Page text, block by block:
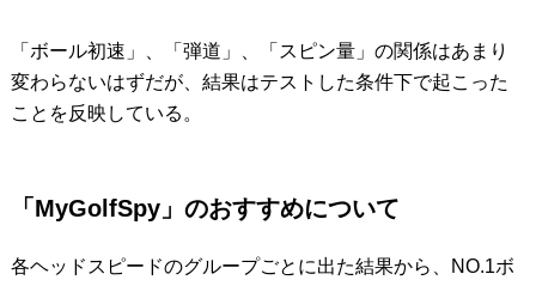
「ボール初速」、「弾道」、「スピン量」の関係はあまり
変わらないはずだが、結果はテストした条件下で起こった
ことを反映している。
「MyGolfSpy」のおすすめについて
各ヘッドスピードのグループごとに出た結果から、NO.1ボ